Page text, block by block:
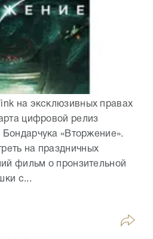
на эксклюзивных правах
цифровой релиз
«Вторжение».
на праздничных
фильм о пронзительной
с...